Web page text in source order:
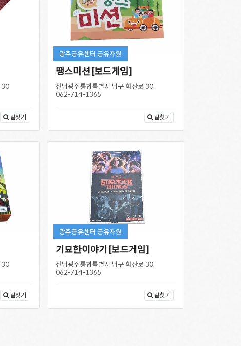
30
길찾기
광주공유센터 공유자원
땡스미션 [보드게임]
전남광주통합특별시 남구 화산로 30
062-714-1365
길찾기
30
길찾기
광주공유센터 공유자원
기묘한이야기 [보드게임]
전남광주통합특별시 남구 화산로 30
062-714-1365
길찾기